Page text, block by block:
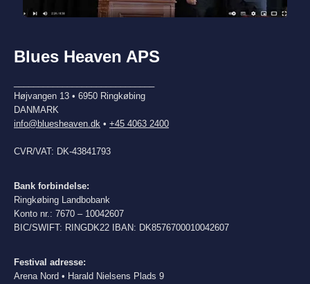
Blues Heaven APS
Højvangen 13 • 6950 Ringkøbing
DANMARK
info@bluesheaven.dk • +45 4063 2400
CVR/VAT: DK-43841793
Bank forbindelse:
Ringkøbing Landbobank
Konto nr.: 7670 – 10042607
BIC/SWIFT: RINGDK22 IBAN: DK8576700010042607
Festival adresse:
Arena Nord • Harald Nielsens Plads 9